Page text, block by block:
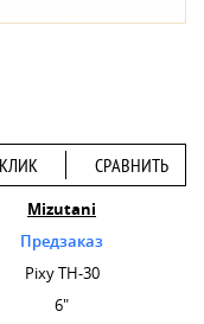
СРАВНИТЬ
Mizutani
Предзаказ
Pixy TH-30
6"